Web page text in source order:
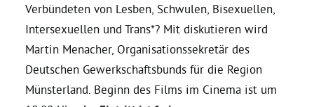
Mitglied werden
Kommunalpolitik
Engagement-Sprechstunde
Verbündeten von Lesben, Schwulen, Bisexuellen,
Intersexuellen und Trans*? Mit diskutieren wird
Martin Menacher, Organisationssekretär des
Deutschen Gewerkschaftsbunds für die Region
Münsterland. Beginn des Films im Cinema ist um